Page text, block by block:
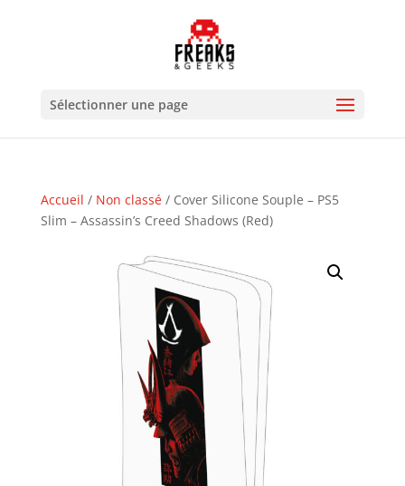
Sélectionner une page
Accueil / Non classé/ Cover Silicone Souple – PS5
Slim – Assassin’s Creed Shadows (Red)